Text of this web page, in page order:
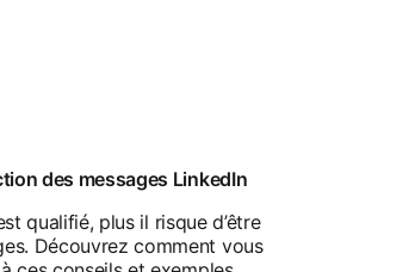
des messages LinkedIn
qualifié, plus il risque d’être
Découvrez comment vous